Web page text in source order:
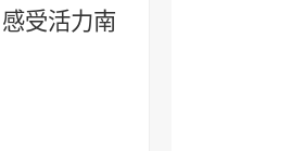
受活力南